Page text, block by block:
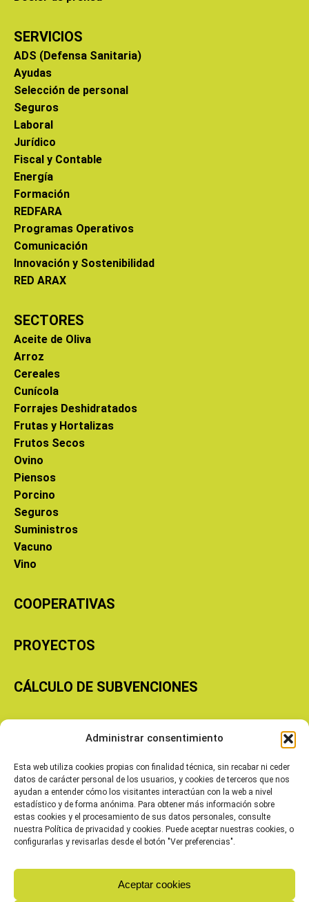
Administrar consentimiento
Esta web utiliza cookies propias con finalidad técnica, sin recabar ni ceder
datos de carácter personal de los usuarios, y cookies de terceros que nos
ayudan a entender cómo los visitantes interactúan con la web a nivel
estadístico y de forma anónima. Para obtener más información sobre
estas cookies y el procesamiento de sus datos personales, consulte
nuestra Política de privacidad y cookies. Puede aceptar nuestras cookies, o
configurarlas y revisarlas desde el botón "Ver preferencias".
Aceptar cookies
SERVICIOS
ADS (Defensa Sanitaria)
Ayudas
Selección de personal
Seguros
Laboral
Jurídico
Fiscal y Contable
Energía
Formación
REDFARA
Programas Operativos
Comunicación
Innovación y Sostenibilidad
RED ARAX
SECTORES
Aceite de Oliva
Arroz
Cereales
Cunícola
Forrajes Deshidratados
Frutas y Hortalizas
Frutos Secos
Ovino
Piensos
Porcino
Seguros
Suministros
Vacuno
Vino
COOPERATIVAS
PROYECTOS
CÁLCULO DE SUBVENCIONES